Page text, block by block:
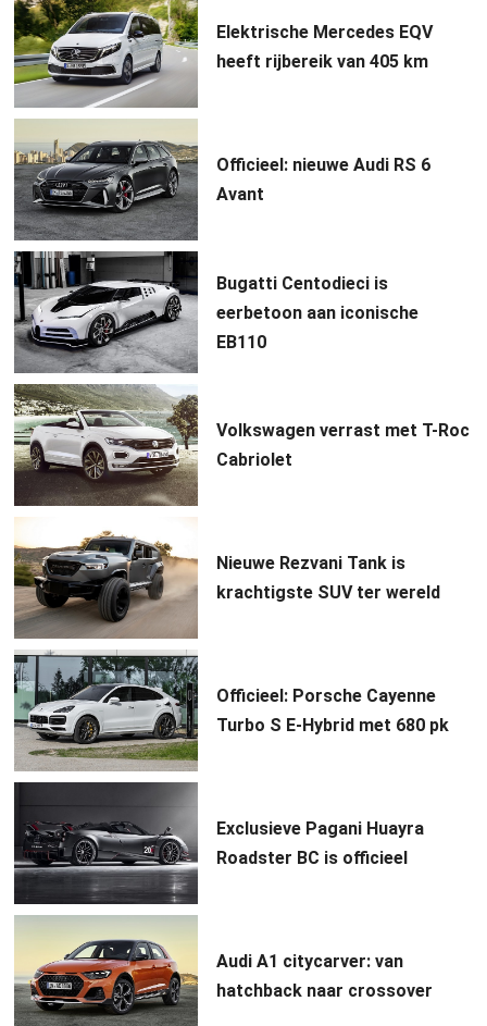
Elektrische Mercedes EQV
heeft rijbereik van 405 km
Officieel: nieuwe Audi RS 6
Avant
Bugatti Centodieci is
eerbetoon aan iconische
EB110
Volkswagen verrast met T-Roc
Cabriolet
Nieuwe Rezvani Tank is
krachtigste SUV ter wereld
Officieel: Porsche Cayenne
Turbo S E-Hybrid met 680 pk
Exclusieve Pagani Huayra
Roadster BC is officieel
Audi A1 citycarver: van
hatchback naar crossover